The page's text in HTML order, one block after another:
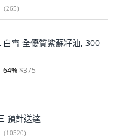
(265)
白雪 全優質紫蘇籽油, 300
64%$375
預計送達
(10520)